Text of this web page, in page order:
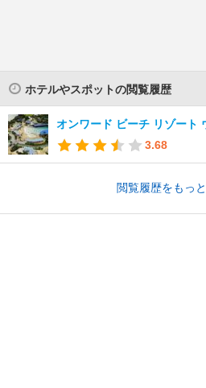
ホテルやスポットの閲覧履歴
オンワード ビーチ リゾート
3.68
閲覧履歴をもっ